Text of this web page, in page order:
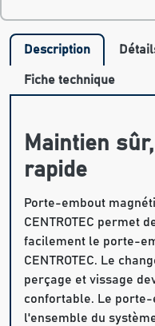
Description
Fiche technique
Maintien
rapide
Porte-embout
CENTROTEC permet
facilement le porte-
CENTROTEC. Le
perçage et vissage
confortable. Le
l'ensemble du